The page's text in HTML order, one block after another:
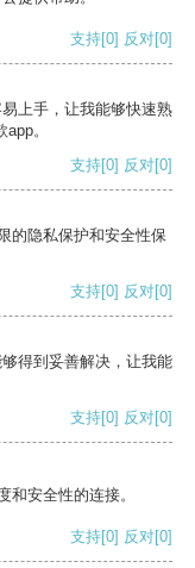
支持[0] 反对[0]
上手，让我能够快速熟
。
支持[0] 反对[0]
的隐私保护和安全性保
支持[0] 反对[0]
得到妥善解决，让我能
支持[0] 反对[0]
安全性的连接。
支持[0] 反对[0]